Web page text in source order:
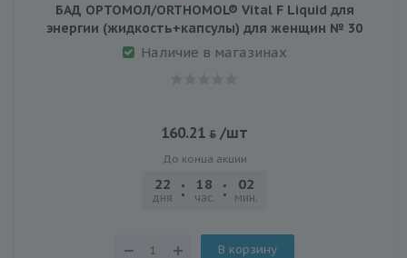
БАД ОРТОМОЛ/ORTHOMOL® Vital F Liquid для
энергии (жидкость+капсулы) для женщин № 30
Наличие в магазинах
160.21 /шт
До конца акции
22
дня
18
час.
02
мин.
В корзину